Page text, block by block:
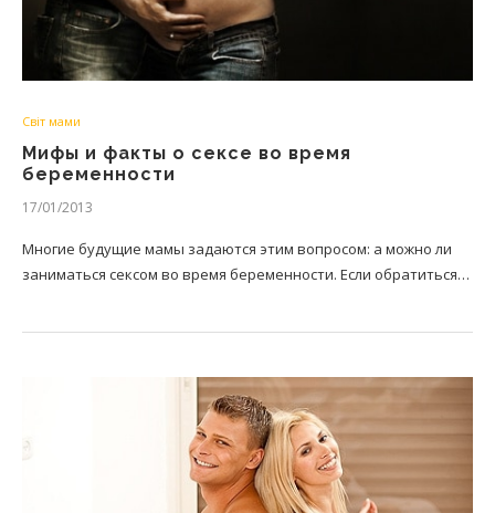
Світ мами
Мифы и факты о сексе во время
беременности
17/01/2013
Многие будущие мамы задаются этим вопросом: а можно ли
заниматься сексом во время беременности. Если обратиться…